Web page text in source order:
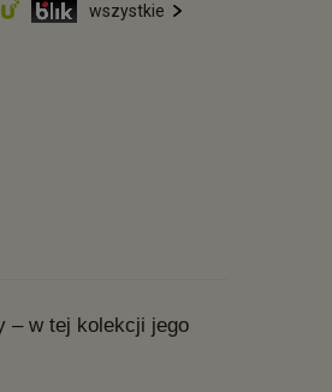
wszystkie
– w tej kolekcji jego